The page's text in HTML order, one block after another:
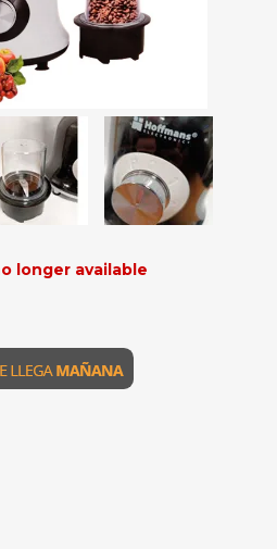
longer available